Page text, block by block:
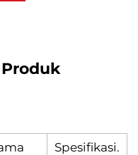
Spesifikasi.